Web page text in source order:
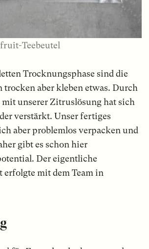
Teebeutel
Trocknungsphase sind die
aber kleben etwas. Durch
mit unserer Zitruslösung hat sich
verstärkt. Unser fertiges
aber problemlos verpacken und
gibt es schon hier
Der eigentliche
erfolgte mit dem Team in